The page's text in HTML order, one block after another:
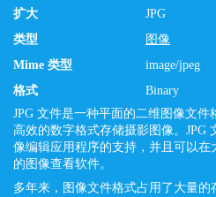
扩大
JPG
类型
图像
Mime 类型
image/jpeg
格式
Binary
JPG 文件是一种平面的二维图像文
高效的数字格式存储摄影图像。JPG
像编辑应用程序的支持，并且可以
的图像查看软件。
多年来，图像文件格式占用了大量的